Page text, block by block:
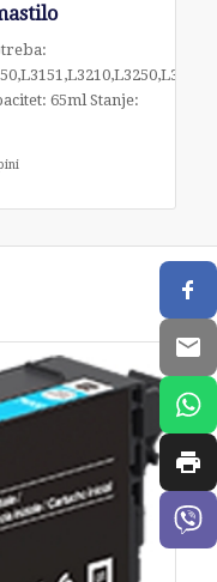
65ml Stanje: